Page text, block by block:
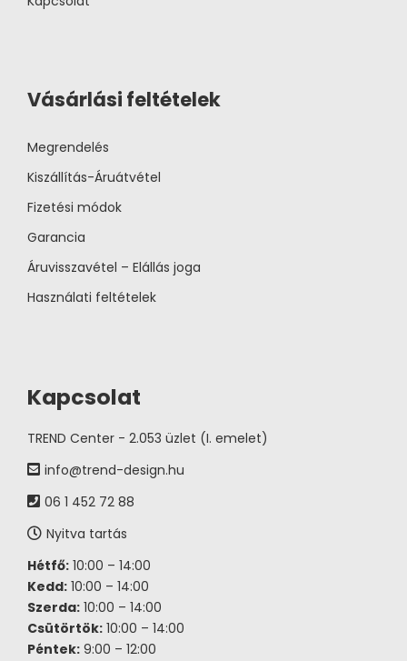
Vásárlási feltételek
Megrendelés
Kiszállítás-Áruátvétel
Fizetési módok
Garancia
Áruvisszavétel – Elállás joga
Használati feltételek
Kapcsolat
TREND Center - 2.053 üzlet (I. emelet)
info@trend-design.hu
06 1 452 72 88
Nyitva tartás
Hétfő: 10:00 – 14:00
Kedd: 10:00 – 14:00
Szerda: 10:00 – 14:00
Csütörtök: 10:00 – 14:00
Péntek: 9:00 – 12:00